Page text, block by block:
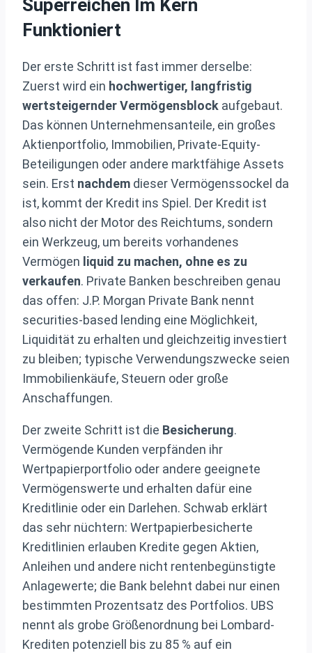
Superreichen Im Kern
Funktioniert
Der erste Schritt ist fast immer derselbe:
Zuerst wird ein hochwertiger, langfristig
wertsteigernder Vermögensblock aufgebaut.
Das können Unternehmensanteile, ein großes
Aktienportfolio, Immobilien, Private-Equity-
Beteiligungen oder andere marktfähige Assets
sein. Erst nachdem dieser Vermögenssockel da
ist, kommt der Kredit ins Spiel. Der Kredit ist
also nicht der Motor des Reichtums, sondern
ein Werkzeug, um bereits vorhandenes
Vermögen liquid zu machen, ohne es zu
verkaufen. Private Banken beschreiben genau
das offen: J.P. Morgan Private Bank nennt
securities-based lending eine Möglichkeit,
Liquidität zu erhalten und gleichzeitig investiert
zu bleiben; typische Verwendungszwecke seien
Immobilienkäufe, Steuern oder große
Anschaffungen.
Der zweite Schritt ist die Besicherung.
Vermögende Kunden verpfänden ihr
Wertpapierportfolio oder andere geeignete
Vermögenswerte und erhalten dafür eine
Kreditlinie oder ein Darlehen. Schwab erklärt
das sehr nüchtern: Wertpapierbesicherte
Kreditlinien erlauben Kredite gegen Aktien,
Anleihen und andere nicht rentenbegünstigte
Anlagewerte; die Bank belehnt dabei nur einen
bestimmten Prozentsatz des Portfolios. UBS
nennt als grobe Größenordnung bei Lombard-
Krediten potenziell bis zu 85 % auf ein